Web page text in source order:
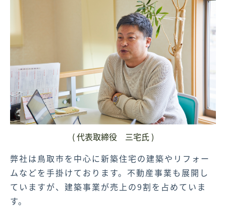
弊社は鳥取市を中心に新築住宅の建築やリフォー
ムなどを手掛けております。不動産事業も展開し
ていますが、建築事業が売上の9割を占めていま
す。
( 代表取締役 三宅氏 )